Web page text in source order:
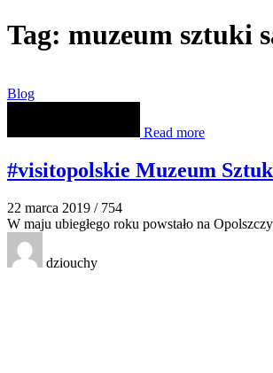
Tag: muzeum sztuki
Blog
Read more
#visitopolskie Muzeum
22 marca 2019 / 754
W maju ubiegłego roku powstało na
dziouchy